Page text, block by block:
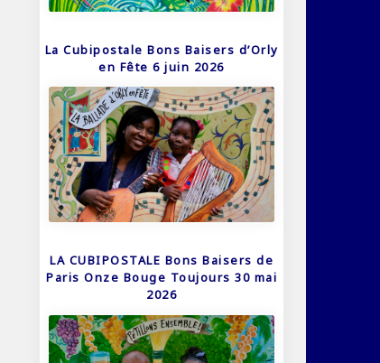
La Cubipostale Bons Baisers d’Orly
en Fête 6 juin 2026
LA CUBIPOSTALE Bons Baisers de
Paris Onze Bouge Toujours 30 mai
2026